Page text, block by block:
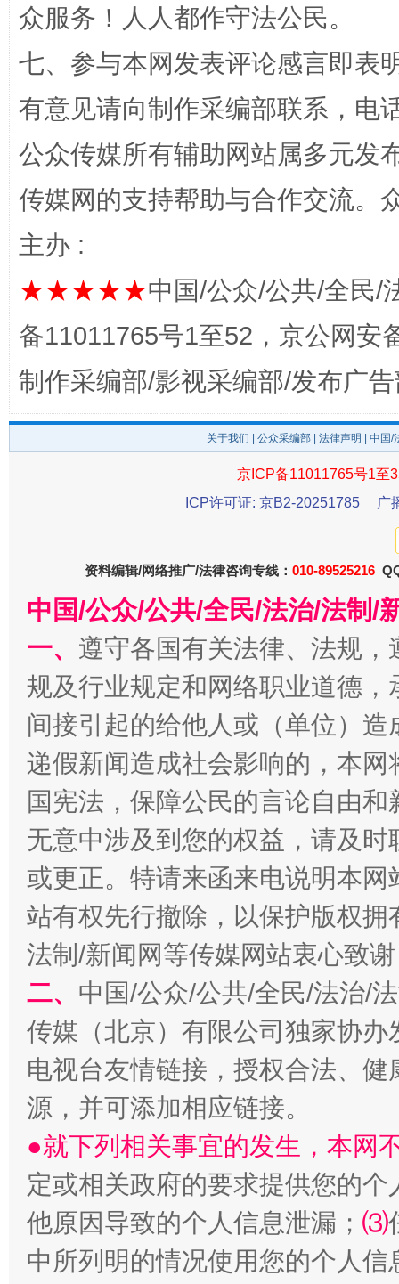
一纸欠条伤亲情 巡回调解促和解..
法徽映军营 权益有保障
一批国家标准开始实施 从
众服务！人人都作守法公民。
七、参与本网发表评论感言即表
有意见请向制作采编部联系，电
公众传媒所有辅助网站属多元发
传媒网的支持帮助与合作交流。
主办 :
★★★★★中国/公众/公共/全民/
备11011765号1至52，京公网安
制作采编部/影视采编部/发布广
关于我们 公众采编部 法律声明 | 中国
京ICP备11011765号1至
ICP许可证: 京B2-20251785
广
资料编辑/网络推广/法律咨询专线： 010-89525216
中国/公众/公共/全民/法治/法制/
一、 遵守各国有关法律、法规
规及行业规定和网络职业道德
间接引起的给他人或（单位）
递假新闻造成社会影响的，本
国宪法，保障公民的言论自由
无意中涉及到您的权益，请及
或更正。特请来函来电说明本
站有权先行撤除，以保护版权
法制/新闻网等传媒网站衷心致
二、 中国/公众/公共/全民/法治/
传媒（北京）有限公司独家协
电视台友情链接，授权合法、
源，并可添加相应链接。
●就下列相关事宜的发生，本网
定或相关政府的要求提供您的个
他原因导致的个人信息泄漏； ⑶
中所列明的情况使用您的个人